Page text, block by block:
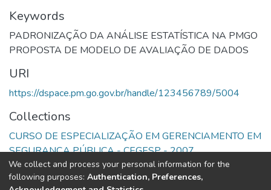
Keywords
PADRONIZAÇÃO DA ANÁLISE ESTATÍSTICA NA PMGO
PROPOSTA DE MODELO DE AVALIAÇÃO DE DADOS
URI
https://dspace.pm.go.gov.br/handle/123456789/5004
Collections
CURSO DE ESPECIALIZAÇÃO EM GERENCIAMENTO EM
SEGURANÇA PÚBLICA - CEGESP - 2007
Full item page
We collect and process your personal information for the
following purposes: Authentication, Preferences,